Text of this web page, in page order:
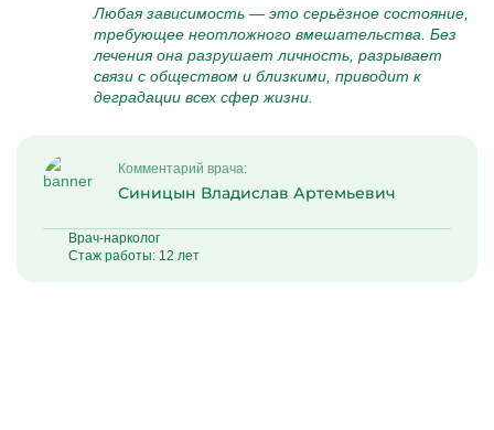
Любая зависимость — это серьёзное состояние,
требующее неотложного вмешательства. Без
лечения она разрушает личность, разрывает
связи с обществом и близкими, приводит к
деградации всех сфер жизни.
Комментарий врача:
Синицын Владислав Артемьевич
Врач-нарколог
Стаж работы: 12 лет